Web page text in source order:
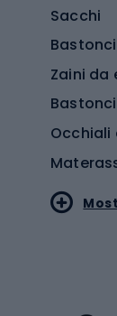
Sacchi
Zaini da